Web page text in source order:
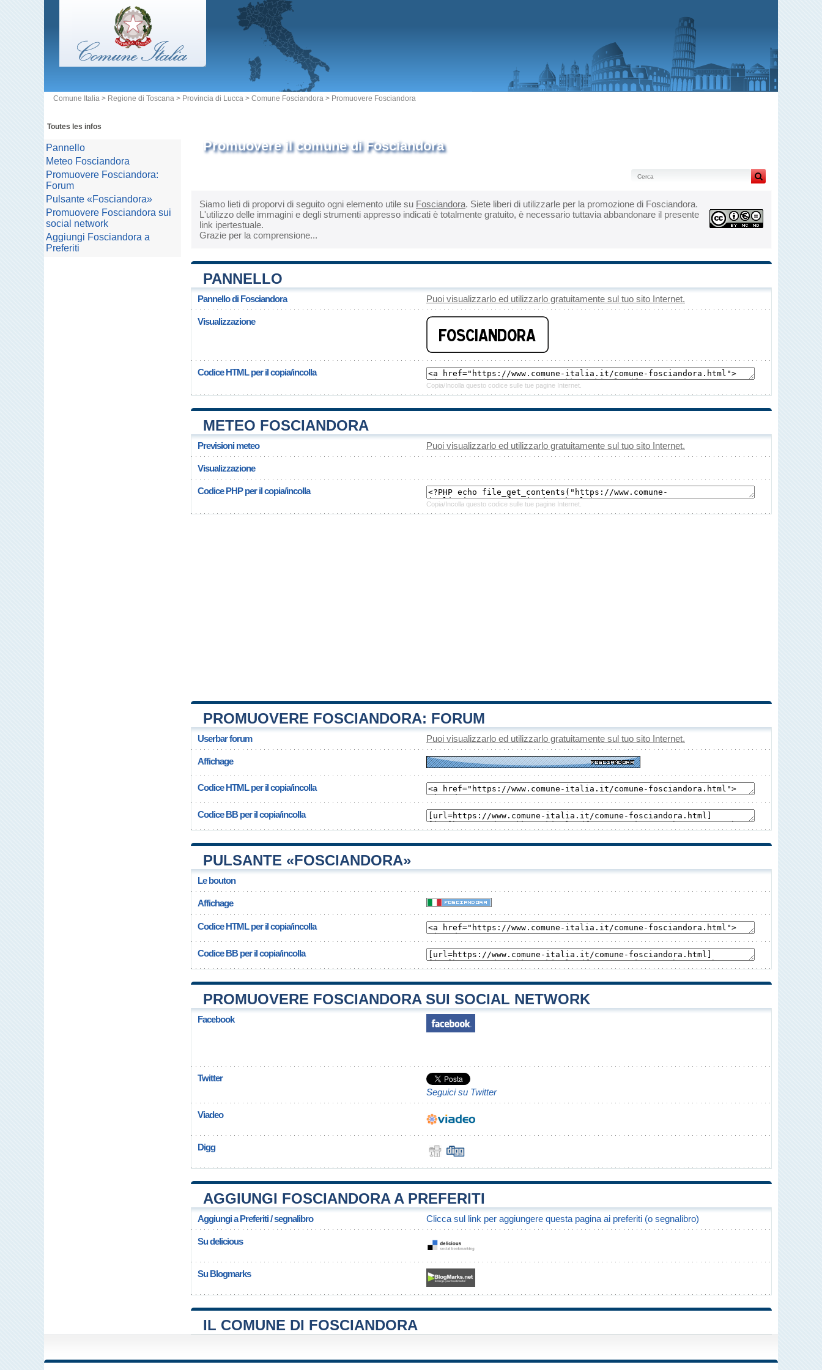
Comune Italia > Regione di Toscana > Provincia di Lucca > Comune Fosciandora > Promuovere Fosciandora
Promuovere il comune di Fosciandora
Siamo lieti di proporvi di seguito ogni elemento utile su Fosciandora. Siete liberi di utilizzarle per la promozione di Fosciandora.
L'utilizzo delle immagini e degli strumenti appresso indicati è totalmente gratuito, è necessario tuttavia abbandonare il presente
link ipertestuale.
Grazie per la comprensione...
PANNELLO
Pannello di Fosciandora Puoi visualizzarlo ed utilizzarlo gratuitamente sul tuo sito Internet.
Visualizzazione
Codice HTML per il copia/incolla
Copia/Incolla questo codice sulle tue pagine Internet.
METEO FOSCIANDORA
Previsioni meteo Puoi visualizzarlo ed utilizzarlo gratuitamente sul tuo sito Internet.
Visualizzazione
Codice PHP per il copia/incolla
Copia/Incolla questo codice sulle tue pagine Internet.
PROMUOVERE FOSCIANDORA: FORUM
Userbar forum Puoi visualizzarlo ed utilizzarlo gratuitamente sul tuo sito Internet.
Affichage
Codice HTML per il copia/incolla
Codice BB per il copia/incolla
PULSANTE «FOSCIANDORA»
Le bouton
Affichage
Codice HTML per il copia/incolla
Codice BB per il copia/incolla
PROMUOVERE FOSCIANDORA SUI SOCIAL NETWORK
Facebook
Twitter
Seguici su Twitter
Viadeo
Digg
AGGIUNGI FOSCIANDORA A PREFERITI
Aggiungi a Preferiti / segnalibro Clicca sul link per aggiungere questa pagina ai preferiti (o segnalibro)
Su delicious
Su Blogmarks
IL COMUNE DI FOSCIANDORA
Toutes les infos
Pannello
Meteo Fosciandora
Promuovere Fosciandora:
Forum
Pulsante «Fosciandora»
Promuovere Fosciandora sui
social network
Aggiungi Fosciandora a
Preferiti